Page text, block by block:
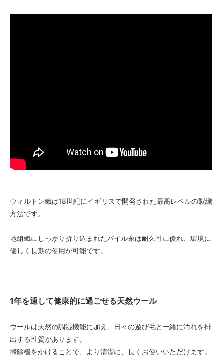
ウィルトン織は18世紀にイギリスで開発された最高レベルの製織
方法です。
地組織にしっかり折り込まれたパイル糸は耐久性に優れ、環境に
優しく長期の使用が可能です。
1年を通して健康的に過ごせる天然ウール
ウールは天然の調湿機能に加え、日々の遊び毛と一緒に汚れを排
出する性質があります。
掃除機をかけることで、より清潔に、長くお使いいただけます。